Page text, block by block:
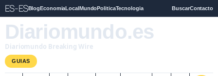
ES-ESBlogEconomiaLocalMundoPoliticaTecnologia BuscarContacto
Diariomundo.es
Diariomundo Breaking Wire
GUIAS